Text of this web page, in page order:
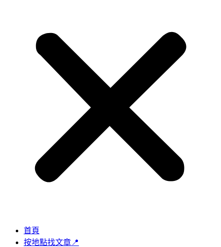
首頁
按地點找文章📍